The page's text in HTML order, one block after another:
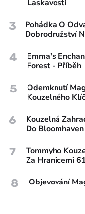
Laskavostí
3
Pohádka O
Dobrodružství
4
Emma's
Forest - Příběh
5
Odemknutí
Kouzelného
6
Kouzelná
Do Bloomhaven
7
Tommyho
Za Hranicemi 61
8 Objevování